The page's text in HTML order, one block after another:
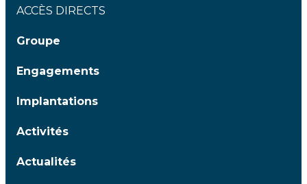
ACCÈS DIRECTS
Groupe
Engagements
Implantations
Activités
Actualités